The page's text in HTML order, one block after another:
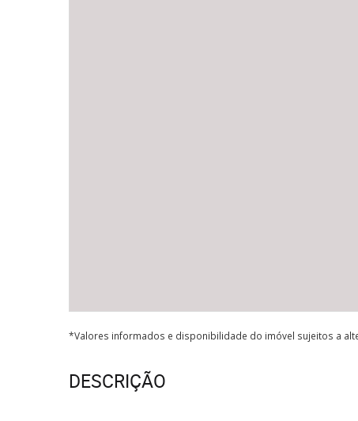
*Valores informados e disponibilidade do imóvel sujeitos a
DESCRIÇÃO